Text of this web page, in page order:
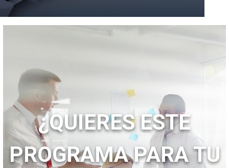
¿QUIERES ESTE
PROGRAMA PARA TU